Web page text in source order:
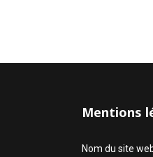
Mentions
Nom du site